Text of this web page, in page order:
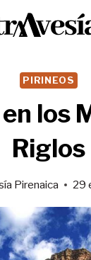
PIRINEOS
los
Riglos
Pirenaica 29